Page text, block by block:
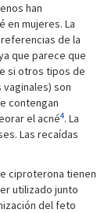
han
en mujeres. La
de la
que parece que
si otros tipos de
son
contengan
el acné4. La
Las recaídas
ciproterona tienen
utilizado junto
del feto